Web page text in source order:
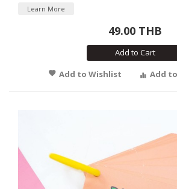
Learn More
49.00 THB
Add to Cart
Add to Wishlist
Add